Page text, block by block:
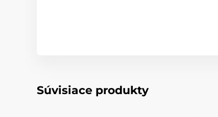
Súvisiace produkty